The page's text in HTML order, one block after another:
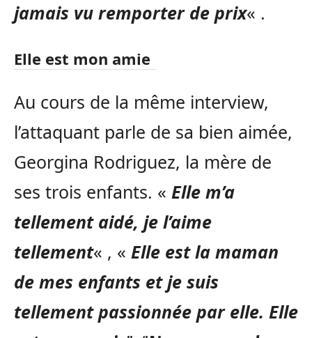
jamais vu remporter de prix« .
Elle est mon amie
Au cours de la même interview,
l’attaquant parle de sa bien aimée,
Georgina Rodriguez, la mère de
ses trois enfants. « Elle m’a
tellement aidé, je l’aime
tellement« , « Elle est la maman
de mes enfants et je suis
tellement passionnée par elle. Elle